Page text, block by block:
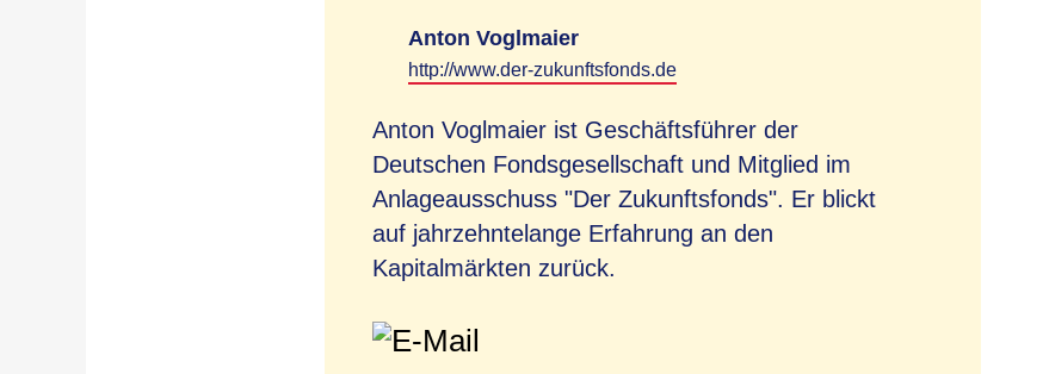
Anton Voglmaier
http://www.der-zukunftsfonds.de
Anton Voglmaier ist Geschäftsführer der
Deutschen Fondsgesellschaft und Mitglied im
Anlageausschuss "Der Zukunftsfonds". Er blickt
auf jahrzehntelange Erfahrung an den
Kapitalmärkten zurück.